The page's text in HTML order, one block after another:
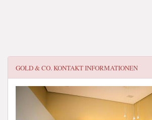
GOLD & CO.KONTAKT INFORMATIONEN